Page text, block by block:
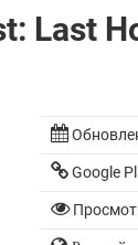
Last
Google